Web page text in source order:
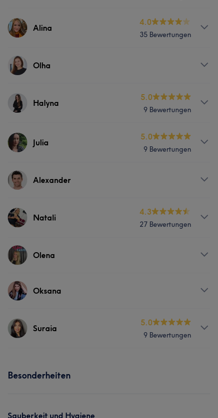
Services
Alina
4.0
35 Bewertungen
Services
Portfolio
Olha
Services
Halyna
5.0
9 Bewertungen
Services
Julia
5.0
9 Bewertungen
ServicesAlexander
Services
Natali
4.3
27 Bewertungen
ServicesOlena
ServicesOksana
Services
Suraia
5.0
9 Bewertungen
Besonderheiten
Sauberkeit und Hygiene